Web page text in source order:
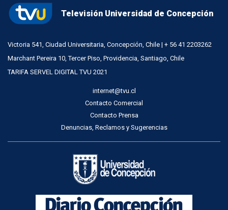
Televisión Universidad de Concepción
Victoria 541, Ciudad Universitaria, Concepción, Chile | + 56 41 2203262
Marchant Pereira 10, Tercer Piso, Providencia, Santiago, Chile
TARIFA SERVEL DIGITAL TVU 2021
internet@tvu.cl
Contacto Comercial
Contacto Prensa
Denuncias, Reclamos y Sugerencias